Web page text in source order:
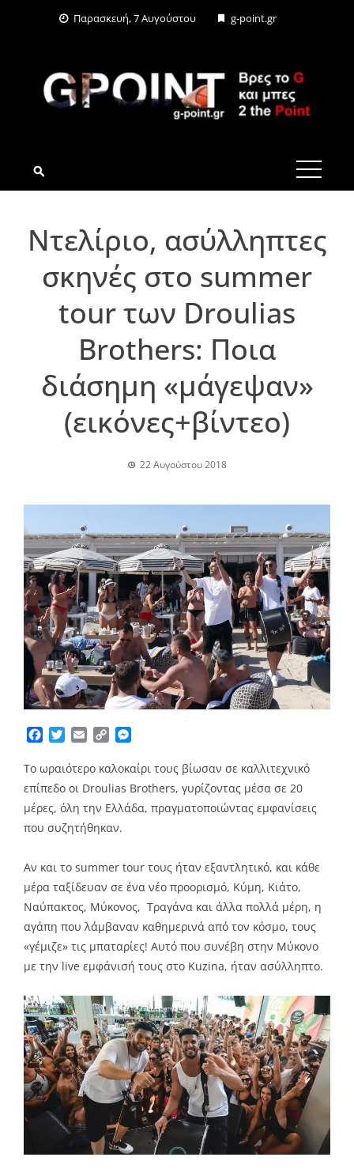
Παρασκευή, 7 Αυγούστου g-point.gr
G-POINT.GR
Ντελίριο, ασύλληπτες
σκηνές στο summer
tour των Droulias
Brothers: Ποια
διάσημη «μάγεψαν»
(εικόνες+βίντεο)
22 Αυγούστου 2018
Facebook
TwitterEmailCopy
Το ωραιότερο καλοκαίρι τους βίωσαν σε καλλιτεχνικό
επίπεδο οι Droulias Brothers, γυρίζοντας μέσα σε 20
μέρες, όλη την Ελλάδα, πραγματοποιώντας εμφανίσεις
που συζητήθηκαν.
Αν και το summer tour τους ήταν εξαντλητικό, και κάθε
μέρα ταξίδευαν σε ένα νέο προορισμό, Κύμη, Κιάτο,
Ναύπακτος, Μύκονος, Τραγάνα και άλλα πολλά μέρη, η
αγάπη που λάμβαναν καθημερινά από τον κόσμο, τους
«γέμιζε» τις μπαταρίες! Αυτό που συνέβη στην Μύκονο
με την live εμφάνισή τους στο Kuzina, ήταν ασύλληπτο.